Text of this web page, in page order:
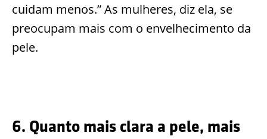
cuidam menos.” As mulheres, diz ela, se
preocupam mais com o envelhecimento da
pele.
6. Quanto mais clara a pele, mais